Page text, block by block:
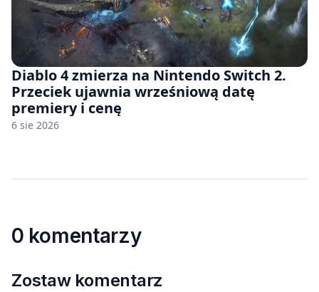
Diablo 4 zmierza na Nintendo Switch 2.
Przeciek ujawnia wrześniową datę
premiery i cenę
6 sie 2026
0 komentarzy
Zostaw komentarz